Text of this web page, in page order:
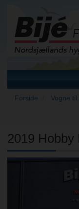
Forside
Vogne til
2019 Hobby